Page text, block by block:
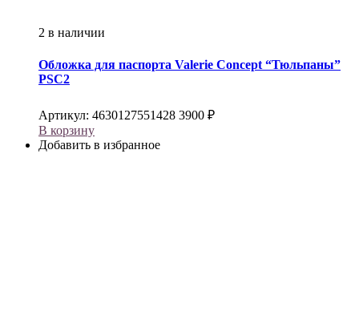
2 в наличии
Обложка для паспорта Valerie Concept “Тюльпаны”
PSC2
Артикул: 4630127551428 3900 ₽
В корзину
Добавить в избранное